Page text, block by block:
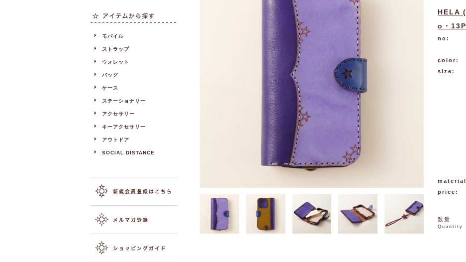
HELA
o・
no:
color:
size:
price:
数量
Quantity
モバイル
ストラップ
ウォレット
バッグ
ケース
ステーショナリー
アクセサリー
キーアクセサリー
アウトドア
SOCIAL DISTANCE